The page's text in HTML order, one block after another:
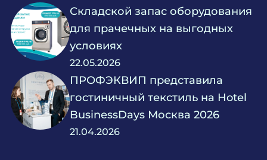
Складской запас оборудования
для прачечных на выгодных
условиях
22.05.2026
ПРОФЭКВИП представила
гостиничный текстиль на Hotel
BusinessDays Москва 2026
21.04.2026